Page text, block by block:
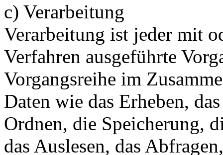
c) Verarbeitung
Verarbeitung ist jeder mit
Verfahren ausgeführte
Vorgangsreihe im
Daten wie das Erheben,
Ordnen, die Speicherung,
das Auslesen, das